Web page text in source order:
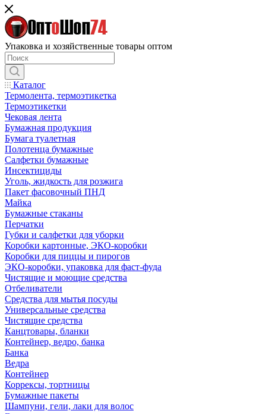
Упаковка и хозяйственные товары оптом
Каталог
Термолента, термоэтикетка
Термоэтикетки
Чековая лента
Бумажная продукция
Бумага туалетная
Полотенца бумажные
Салфетки бумажные
Инсектициды
Уголь, жидкость для розжига
Пакет фасовочный ПНД
Майка
Бумажные стаканы
Перчатки
Губки и салфетки для уборки
Коробки картонные, ЭКО-коробки
Коробки для пиццы и пирогов
ЭКО-коробки, упаковка для фаст-фуда
Чистящие и моющие средства
Отбеливатели
Средства для мытья посуды
Универсальные средства
Чистящие средства
Канцтовары, бланки
Контейнер, ведро, банка
Банка
Ведра
Контейнер
Коррексы, тортницы
Бумажные пакеты
Шампуни, гели, лаки для волос